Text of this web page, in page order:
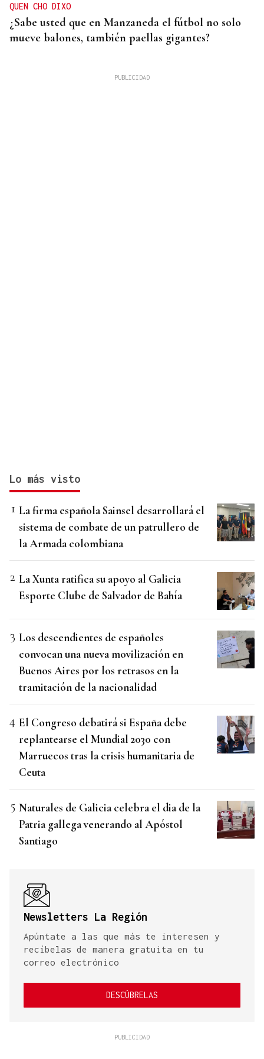
QUEN CHO DIXO
¿Sabe usted que en Manzaneda el fútbol no solo
mueve balones, también paellas gigantes?
Lo más visto
La firma española Sainsel desarrollará el
sistema de combate de un patrullero de
la Armada colombiana
La Xunta ratifica su apoyo al Galicia
Esporte Clube de Salvador de Bahía
Los descendientes de españoles
convocan una nueva movilización en
Buenos Aires por los retrasos en la
tramitación de la nacionalidad
El Congreso debatirá si España debe
replantearse el Mundial 2030 con
Marruecos tras la crisis humanitaria de
Ceuta
Naturales de Galicia celebra el dia de la
Patria gallega venerando al Apóstol
Santiago
Newsletters La Región
Apúntate a las que más te interesen y
recíbelas de manera gratuita en tu
correo electrónico
DESCÚBRELAS